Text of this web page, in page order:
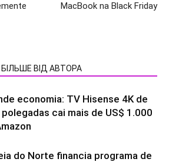
MacBook na Black Friday
БІЛЬШЕ ВІД АВТОРА
economia: TV Hisense 4K de
cai mais de US$ 1.000
do Norte financia programa de